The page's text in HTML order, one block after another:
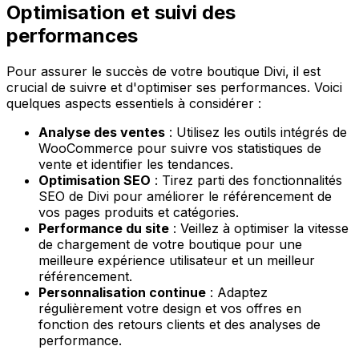
Optimisation et suivi des
performances
Pour assurer le succès de votre boutique Divi, il est
crucial de suivre et d'optimiser ses performances. Voici
quelques aspects essentiels à considérer :
Analyse des ventes : Utilisez les outils intégrés de
WooCommerce pour suivre vos statistiques de
vente et identifier les tendances.
Optimisation SEO : Tirez parti des fonctionnalités
SEO de Divi pour améliorer le référencement de
vos pages produits et catégories.
Performance du site : Veillez à optimiser la vitesse
de chargement de votre boutique pour une
meilleure expérience utilisateur et un meilleur
référencement.
Personnalisation continue : Adaptez
régulièrement votre design et vos offres en
fonction des retours clients et des analyses de
performance.